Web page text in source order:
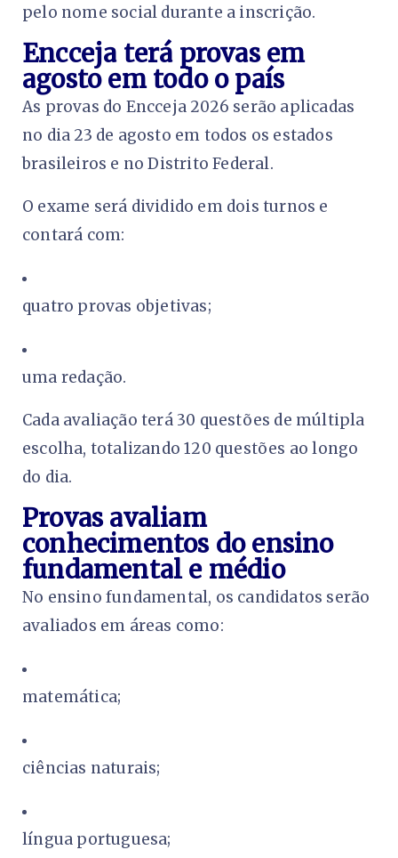
pelo nome social durante a inscrição.
Encceja terá provas em
agosto em todo o país
As provas do Encceja 2026 serão aplicadas
no dia 23 de agosto em todos os estados
brasileiros e no Distrito Federal.
O exame será dividido em dois turnos e
contará com:
quatro provas objetivas;
uma redação.
Cada avaliação terá 30 questões de múltipla
escolha, totalizando 120 questões ao longo
do dia.
Provas avaliam
conhecimentos do ensino
fundamental e médio
No ensino fundamental, os candidatos serão
avaliados em áreas como:
matemática;
ciências naturais;
língua portuguesa;